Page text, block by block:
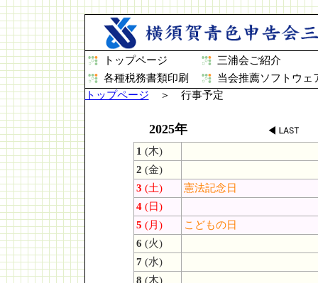
トップページ
三浦会ご紹介
各種税務書類印刷
当会推薦ソフトウェ
トップページ ＞ 行事予定
2025年
1 (木)
2 (金)
3 (土)
憲法記念日
4(日)
5 (月)
こどもの日
6 (火)
7 (水)
8 (木)